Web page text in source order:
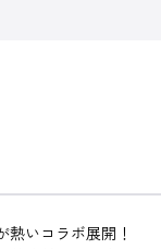
熱いコラボ展開！